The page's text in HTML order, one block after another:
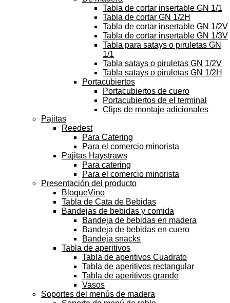
Tabla de cortar insertable GN 1/1
Tabla de cortar GN 1/2H
Tabla de cortar insertable GN 1/2V
Tabla de cortar insertable GN 1/3V
Tabla para satays o piruletas GN
1/1
Tabla satays o piruletas GN 1/2V
Tabla satays o piruletas GN 1/2H
Portacubiertos
Portacubiertos de cuero
Portacubiertos de el terminal
Clips de montaje adicionales
Pajitas
Reedest
Para Catering
Para el comercio minorista
Pajitas Haystraws
Para catering
Para el comercio minorista
Presentación del producto
BloqueVino
Tabla de Cata de Bebidas
Bandejas de bebidas y comida
Bandeja de bebidas en madera
Bandeja de bebidas en cuero
Bandeja snacks
Tabla de aperitivos
Tabla de aperitivos Cuadrato
Tabla de aperitivos rectangular
Tabla de aperitivos grande
Vasos
Soportes del menús de madera